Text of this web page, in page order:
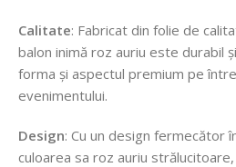
Calitate: Fabricat din folie de
balon inimă roz auriu este durabil
forma și aspectul premium pe
evenimentului.
Design: Cu un design fermecător
culoarea sa roz auriu